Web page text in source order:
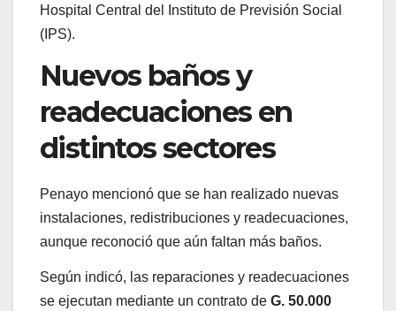
Hospital Central del Instituto de Previsión Social
(IPS).
Nuevos baños y
readecuaciones en
distintos sectores
Penayo mencionó que se han realizado nuevas
instalaciones, redistribuciones y readecuaciones,
aunque reconoció que aún faltan más baños.
Según indicó, las reparaciones y readecuaciones
se ejecutan mediante un contrato de G. 50.000